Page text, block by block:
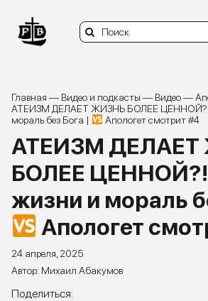
content
Search
for:
Книги
Статьи и заметки
Видео и подкасты
Задать вопрос
Главная — Видео и подкасты — Видео—
АТЕИЗМ ДЕЛАЕТ ЖИЗНЬ БОЛЕЕ ЦЕННОЙ?!
мораль без Бога |
Апологет смотрит #4
АТЕИЗМ
БОЛЕЕ
жизни и мораль
Апологет
24 апреля, 2025
Михаил Абакумов
Поделиться: